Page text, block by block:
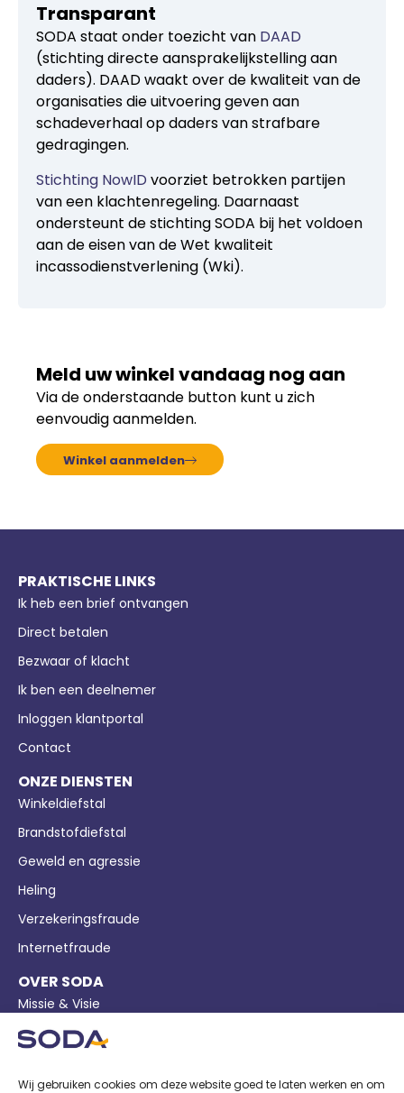
Wij gebruiken cookies om deze website goed te laten werken en om
Transparant
SODA staat onder toezicht van DAAD
(stichting directe aansprakelijkstelling aan
daders). DAAD waakt over de kwaliteit van de
organisaties die uitvoering geven aan
schadeverhaal op daders van strafbare
gedragingen.
Stichting NowID voorziet betrokken partijen
van een klachtenregeling. Daarnaast
ondersteunt de stichting SODA bij het voldoen
aan de eisen van de Wet kwaliteit
incassodienstverlening (Wki).
Meld uw winkel vandaag nog aan
Via de onderstaande button kunt u zich
eenvoudig aanmelden.
Winkel aanmelden
PRAKTISCHE LINKS
Ik heb een brief ontvangen
Direct betalen
Bezwaar of klacht
Ik ben een deelnemer
Inloggen klantportal
Contact
ONZE DIENSTEN
Winkeldiefstal
Brandstofdiefstal
Geweld en agressie
Heling
Verzekeringsfraude
Internetfraude
OVER SODA
Missie & Visie
Bedrijfsgegevens